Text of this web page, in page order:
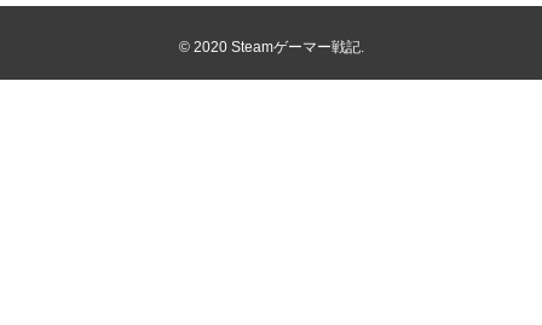
© 2020 Steamゲーマー戦記.